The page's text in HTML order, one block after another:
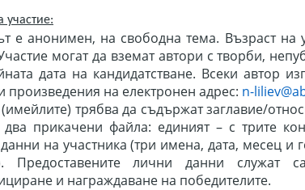
участие:
е анонимен, на свободна тема. Възраст на
могат да вземат автори с творби,
дата на кандидатстване. Всеки автор
произведения на електронен адрес: n-
трябва да съдържат заглавие/
прикачени файла: единият – с трите
на участника (три имена, дата, месец и
Предоставените лични данни служат
и награждаване на победителите.